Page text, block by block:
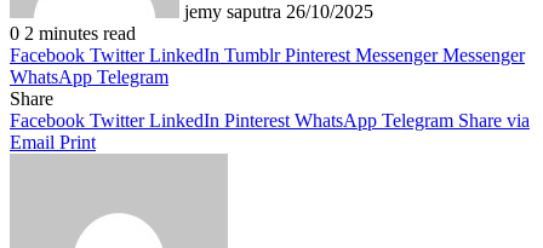
jemy saputra 26/10/2025
0 2 minutes read
Facebook Twitter LinkedIn Tumblr Pinterest Messenger Messenger
WhatsApp Telegram
Share
Facebook Twitter LinkedIn Pinterest WhatsApp Telegram Share via
Email Print